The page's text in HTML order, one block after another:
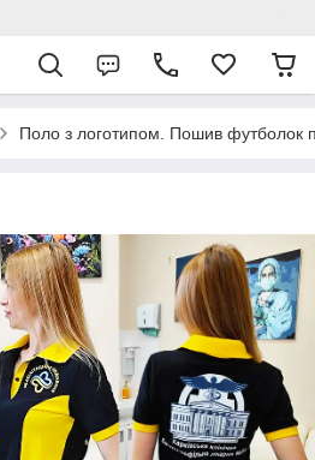
Поло з логотипом. Пошив футболок